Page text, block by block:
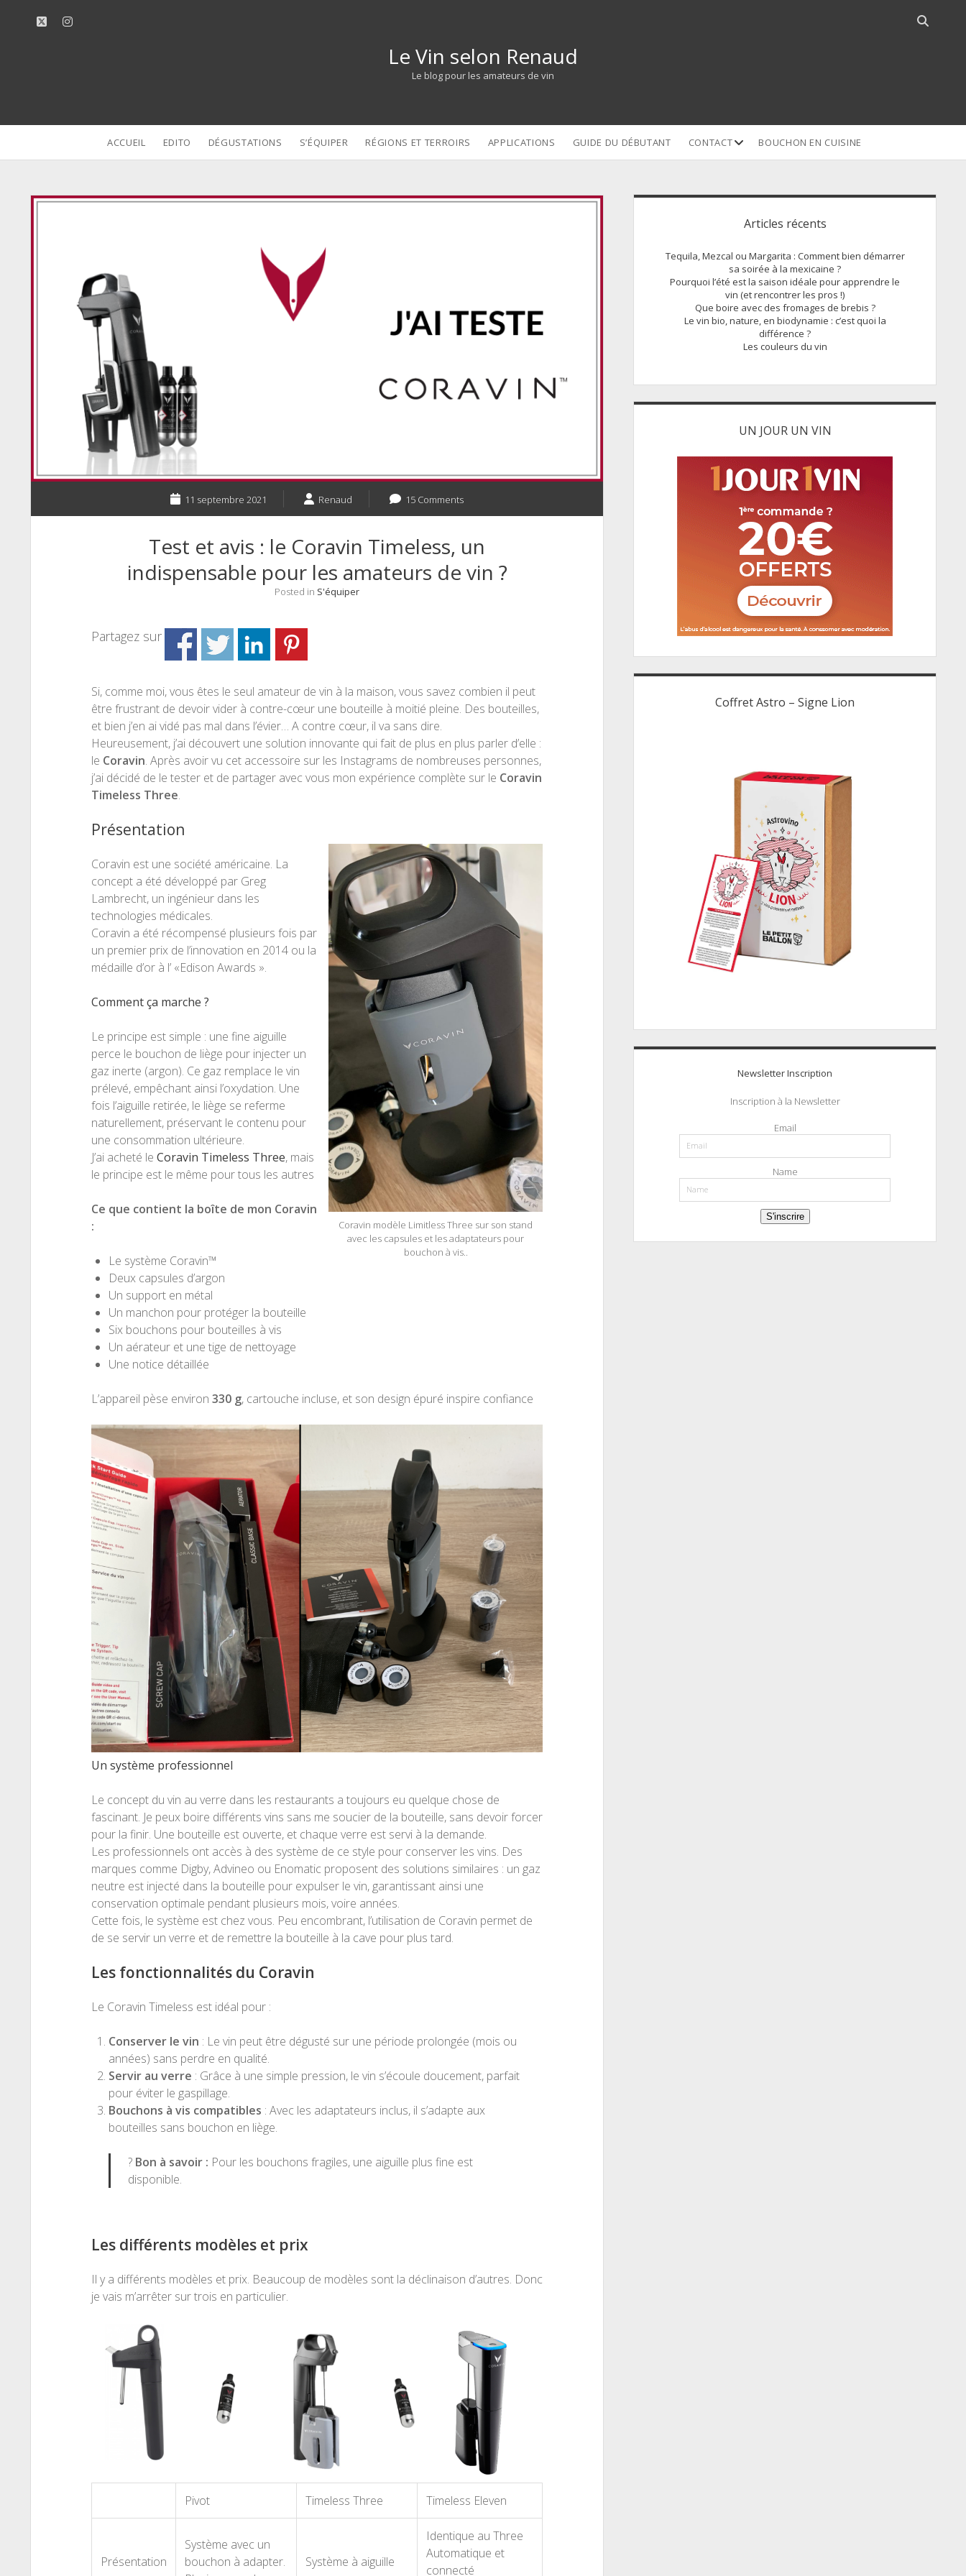
twitterinstagram
Open
Le Vin selon Renaud
Le blog pour les amateurs de vin
ACCUEIL EDITO DÉGUSTATIONS S’ÉQUIPER RÉGIONS ET TERROIRS APPLICATIONS GUIDE DU DÉBUTANT CONTACTopenBOUCHON EN CUISINE
11 septembre 2021 Renaud 15 Comments
Test et avis : le Coravin Timeless, un
indispensable pour les amateurs de vin ?
Posted in S'équiper
Partagez sur
Si, comme moi, vous êtes le seul amateur de vin à la maison, vous savez combien il peut
être frustrant de devoir vider à contre-cœur une bouteille à moitié pleine. Des bouteilles,
et bien j’en ai vidé pas mal dans l’évier… A contre cœur, il va sans dire.
Heureusement, j’ai découvert une solution innovante qui fait de plus en plus parler d’elle :
le Coravin. Après avoir vu cet accessoire sur les Instagrams de nombreuses personnes,
j’ai décidé de le tester et de partager avec vous mon expérience complète sur le Coravin
Timeless Three.
Présentation
Coravin modèle Limitless Three sur son stand
avec les capsules et les adaptateurs pour
bouchon à vis..
Coravin est une société américaine. La
concept a été développé par Greg
Lambrecht, un ingénieur dans les
technologies médicales.
Coravin a été récompensé plusieurs fois par
un premier prix de l’innovation en 2014 ou la
médaille d’or à l’ «Edison Awards ».
Comment ça marche ?
Le principe est simple : une fine aiguille
perce le bouchon de liège pour injecter un
gaz inerte (argon). Ce gaz remplace le vin
prélevé, empêchant ainsi l’oxydation. Une
fois l’aiguille retirée, le liège se referme
naturellement, préservant le contenu pour
une consommation ultérieure.
J’ai acheté le Coravin Timeless Three, mais
le principe est le même pour tous les autres
Ce que contient la boîte de mon Coravin
:
Le système Coravin™
Deux capsules d’argon
Un support en métal
Un manchon pour protéger la bouteille
Six bouchons pour bouteilles à vis
Un aérateur et une tige de nettoyage
Une notice détaillée
L’appareil pèse environ 330 g, cartouche incluse, et son design épuré inspire confiance
Un système professionnel
Le concept du vin au verre dans les restaurants a toujours eu quelque chose de
fascinant. Je peux boire différents vins sans me soucier de la bouteille, sans devoir forcer
pour la finir. Une bouteille est ouverte, et chaque verre est servi à la demande.
Les professionnels ont accès à des système de ce style pour conserver les vins. Des
marques comme Digby, Advineo ou Enomatic proposent des solutions similaires : un gaz
neutre est injecté dans la bouteille pour expulser le vin, garantissant ainsi une
conservation optimale pendant plusieurs mois, voire années.
Cette fois, le système est chez vous. Peu encombrant, l’utilisation de Coravin permet de
de se servir un verre et de remettre la bouteille à la cave pour plus tard.
Les fonctionnalités du Coravin
Le Coravin Timeless est idéal pour :
Conserver le vin : Le vin peut être dégusté sur une période prolongée (mois ou
années) sans perdre en qualité.
Servir au verre : Grâce à une simple pression, le vin s’écoule doucement, parfait
pour éviter le gaspillage.
Bouchons à vis compatibles : Avec les adaptateurs inclus, il s’adapte aux
bouteilles sans bouchon en liège.
? Bon à savoir : Pour les bouchons fragiles, une aiguille plus fine est
disponible.
Les différents modèles et prix
Il y a différents modèles et prix. Beaucoup de modèles sont la déclinaison d’autres. Donc
je vais m’arrêter sur trois en particulier.
Pivot Timeless Three Timeless Eleven
Présentation
Système avec un
bouchon à adapter.
Système à aiguille
Identique au Three
Automatique et
connecté
Sidebar
Articles récents
Tequila, Mezcal ou Margarita : Comment bien démarrer
sa soirée à la mexicaine ?
Pourquoi l’été est la saison idéale pour apprendre le
vin (et rencontrer les pros !)
Que boire avec des fromages de brebis ?
Le vin bio, nature, en biodynamie : c’est quoi la
différence ?
Les couleurs du vin
UN JOUR UN VIN
Coffret Astro – Signe Lion
Newsletter Inscription
Inscription à la Newsletter
Email
Name
S'inscrire